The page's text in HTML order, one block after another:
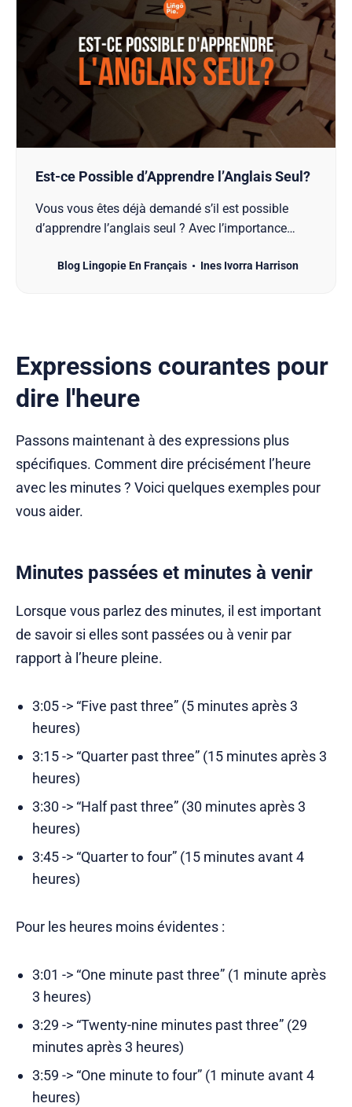
Est-ce Possible d’Apprendre l’Anglais Seul?
Vous vous êtes déjà demandé s’il est possible
d’apprendre l’anglais seul ? Avec l’importance
que ce soit pour le travail, les voyages ou
Blog Lingopie En Français Ines Ivorra Harrison
Expressions courantes pour
dire l'heure
Passons maintenant à des expressions plus
spécifiques. Comment dire précisément l’heure
avec les minutes ? Voici quelques exemples pour
vous aider.
Minutes passées et minutes à venir
Lorsque vous parlez des minutes, il est important
de savoir si elles sont passées ou à venir par
rapport à l’heure pleine.
3:05 -> “Five past three” (5 minutes après 3
heures)
3:15 -> “Quarter past three” (15 minutes après 3
heures)
3:30 -> “Half past three” (30 minutes après 3
heures)
3:45 -> “Quarter to four” (15 minutes avant 4
heures)
Pour les heures moins évidentes :
3:01 -> “One minute past three” (1 minute après
3 heures)
3:29 -> “Twenty-nine minutes past three” (29
minutes après 3 heures)
3:59 -> “One minute to four” (1 minute avant 4
heures)